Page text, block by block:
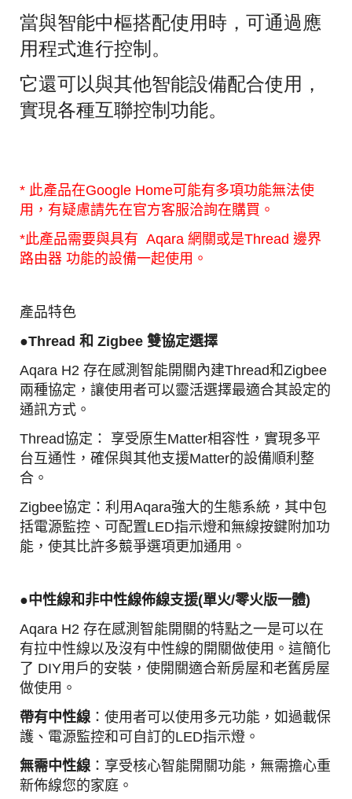
當與智能中樞搭配使用時，可通過應
用程式進行控制。
它還可以與其他智能設備配合使用，
實現各種互聯控制功能。
* 此產品在Google Home可能有多項功能無法使
用，有疑慮請先在官方客服洽詢在購買。
*此產品需要與具有 Aqara 網關或是Thread 邊界
路由器 功能的設備一起使用。
產品特色
●Thread 和 Zigbee 雙協定選擇
Aqara H2 存在感測智能開關內建Thread和Zigbee
兩種協定，讓使用者可以靈活選擇最適合其設定的
通訊方式。
Thread協定： 享受原生Matter相容性，實現多平
台互通性，確保與其他支援Matter的設備順利整
合。
Zigbee協定：利用Aqara強大的生態系統，其中包
括電源監控、可配置LED指示燈和無線按鍵附加功
能，使其比許多競爭選項更加通用。
●中性線和非中性線佈線支援(單火/零火版一體)
Aqara H2 存在感測智能開關的特點之一是可以在
有拉中性線以及沒有中性線的開關做使用。 這簡化
了 DIY用戶的安裝，使開關適合新房屋和老舊房屋
做使用。
帶有中性線：使用者可以使用多元功能，如過載保
護、電源監控和可自訂的LED指示燈。
無需中性線：享受核心智能開關功能，無需擔心重
新佈線您的家庭。